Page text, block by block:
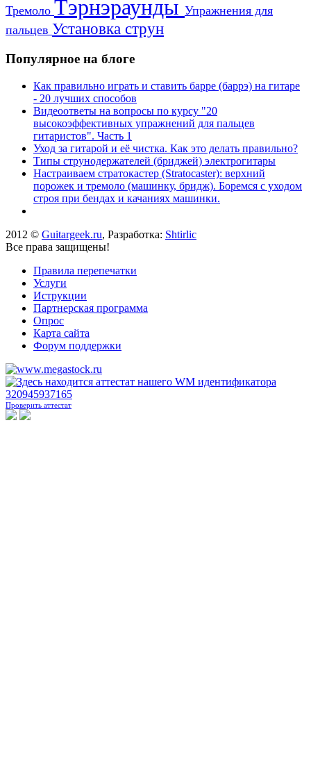
Тремоло Тэрнэраунды Упражнения для
пальцев Установка струн
Популярное на блоге
Как правильно играть и ставить барре (баррэ) на гитаре
- 20 лучших способов
Видеоответы на вопросы по курсу "20
высокоэффективных упражнений для пальцев
гитаристов". Часть 1
Уход за гитарой и её чистка. Как это делать правильно?
Типы струнодержателей (бриджей) электрогитары
Настраиваем стратокастер (Stratocaster): верхний
порожек и тремоло (машинку, бридж). Боремся с уходом
строя при бендах и качаниях машинки.
2012 © Guitargeek.ru, Разработка: Shtirlic
Все права защищены!
Правила перепечатки
Услуги
Иструкции
Партнерская программа
Опрос
Карта сайта
Форум поддержки
Проверить аттестат